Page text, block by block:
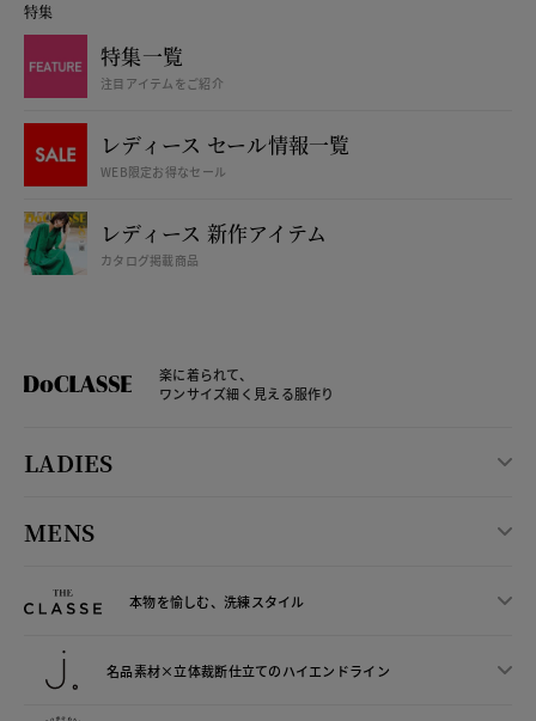
特集
特集一覧
注目アイテムをご紹介
レディース セール情報一覧
WEB限定お得なセール
レディース 新作アイテム
カタログ掲載商品
楽に着られて、
ワンサイズ細く見える服作り
LADIES
MENS
本物を愉しむ、洗練スタイル
名品素材×立体裁断仕立てのハイエンドライン